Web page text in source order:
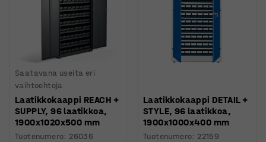
Saatavana useita eri
vaihtoehtoja
Laatikkokaappi REACH +
SUPPLY, 96 laatikkoa,
1900x1020x500 mm
Tuotenumero: 26036
Laatikkokaappi DETAIL +
STYLE, 96 laatikkoa,
1900x1000x400 mm
Tuotenumero: 22159